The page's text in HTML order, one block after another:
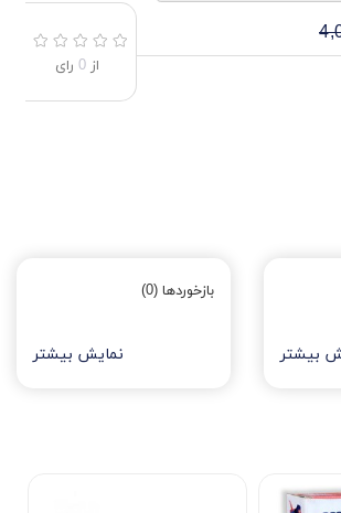
از 0 رای
بیشتر
بازخوردها (0)
نمایش بیشتر